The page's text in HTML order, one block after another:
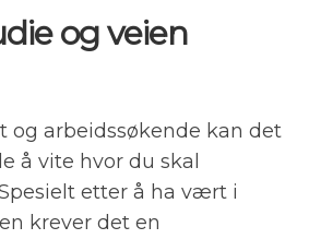
og veien
og arbeidssøkende kan det
å vite hvor du skal
etter å ha vært i
krever det en